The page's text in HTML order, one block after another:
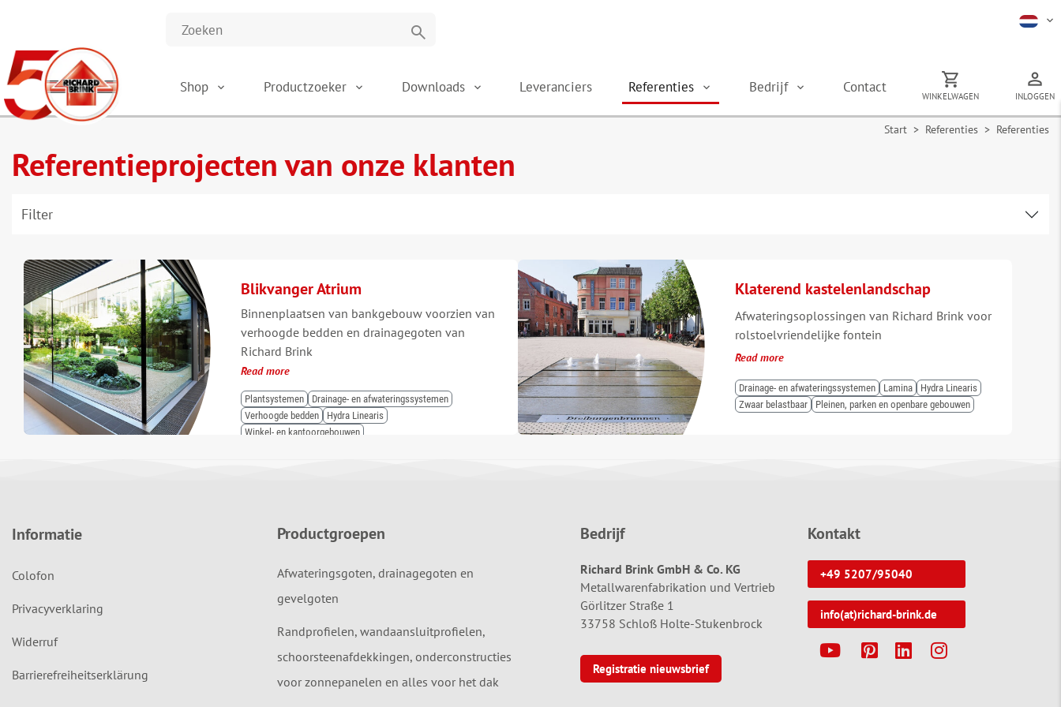
search
Shop Productzoeker Downloads Leveranciers Referenties Bedrijf Contact
WINKELWAGEN INLOGGEN
Start > Referenties > Referenties
Referentieprojecten van onze klanten
Filter
Blikvanger Atrium
Binnenplaatsen van bankgebouw voorzien van
verhoogde bedden en drainagegoten van
Richard Brink
Read more
Plantsystemen
Drainage- en afwateringssystemen
Verhoogde bedden
Hydra Linearis
Winkel- en kantoorgebouwen
Klaterend kastelenlandschap
Afwateringsoplossingen van Richard Brink voor
rolstoelvriendelijke fontein
Read more
Drainage- en afwateringssystemen Lamina
Hydra Linearis
Zwaar belastbaar
Pleinen, parken en openbare gebouwen
Informatie
Colofon
Privacyverklaring
Widerruf
Barrierefreiheitserklärung
Productgroepen
Afwateringsgoten, drainagegoten en
gevelgoten
Randprofielen, wandaansluitprofielen,
schoorsteenafdekkingen, onderconstructies
voor zonnepanelen en alles voor het dak
Bedrijf
Richard Brink GmbH & Co. KG
Metallwarenfabrikation und Vertrieb
Görlitzer Straße 1
33758 Schloß Holte-Stukenbrock
Registratie nieuwsbrief
Kontakt
+49 5207/95040
info(at)richard-brink.de